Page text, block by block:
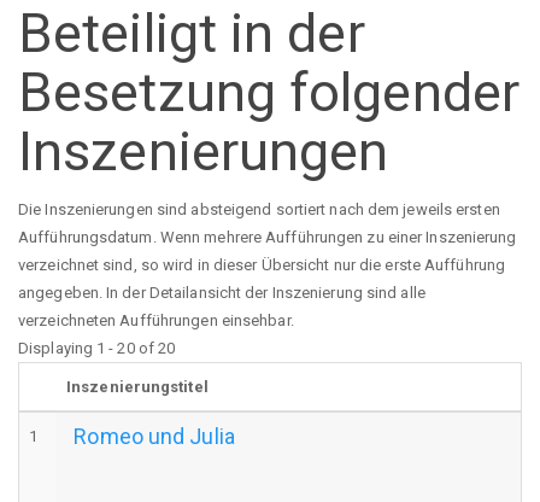
Beteiligt in der
Besetzung folgender
Inszenierungen
Die Inszenierungen sind absteigend sortiert nach dem jeweils ersten
Aufführungsdatum. Wenn mehrere Aufführungen zu einer Inszenierung
verzeichnet sind, so wird in dieser Übersicht nur die erste Aufführung
angegeben. In der Detailansicht der Inszenierung sind alle
verzeichneten Aufführungen einsehbar.
Displaying 1 - 20 of 20
Inszenierungstitel
1 Romeo und Julia